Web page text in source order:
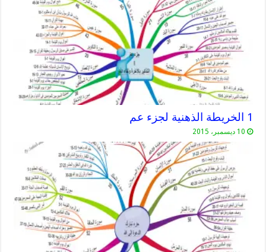
1 الخريطة الذهنية لجزء عم
10 ديسمبر، 2015